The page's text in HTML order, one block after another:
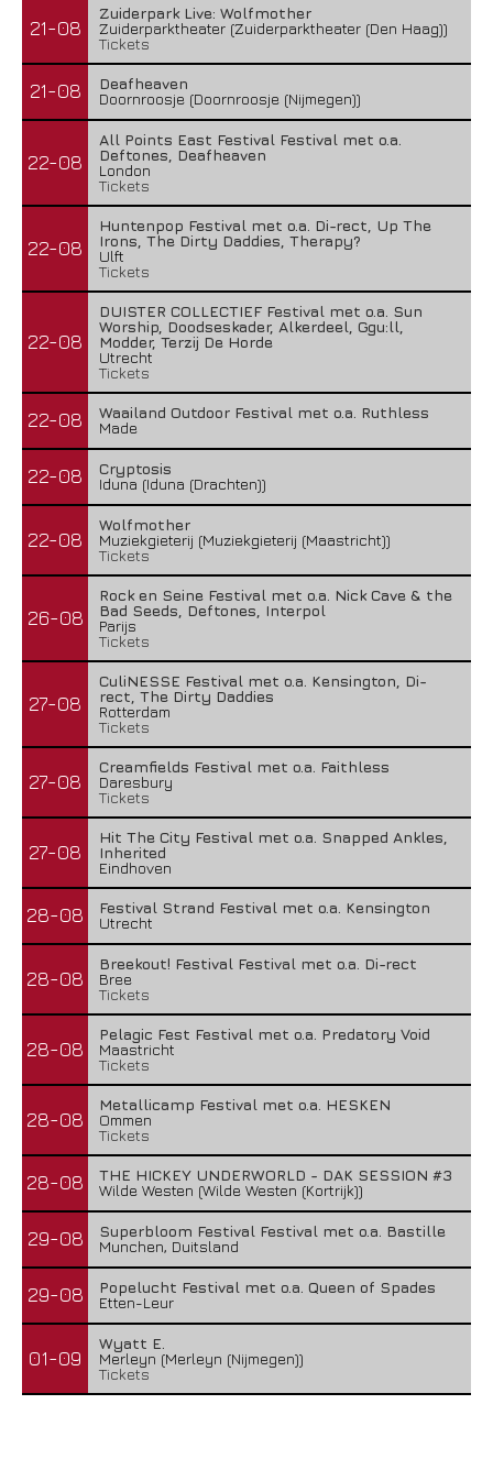
21-08
Zuiderpark Live: Wolfmother
Zuiderparktheater (Zuiderparktheater (Den Haag))
Tickets
21-08
Deafheaven
Doornroosje (Doornroosje (Nijmegen))
22-08
All Points East Festival Festival met o.a.
Deftones, Deafheaven
London
Tickets
22-08
Huntenpop Festival met o.a. Di-rect, Up The
Irons, The Dirty Daddies, Therapy?
Ulft
Tickets
22-08
DUISTER COLLECTIEF Festival met o.a. Sun
Worship, Doodseskader, Alkerdeel, Ggu:ll,
Modder, Terzij De Horde
Utrecht
Tickets
22-08
Waailand Outdoor Festival met o.a. Ruthless
Made
22-08
Cryptosis
Iduna (Iduna (Drachten))
22-08
Wolfmother
Muziekgieterij (Muziekgieterij (Maastricht))
Tickets
26-08
Rock en Seine Festival met o.a. Nick Cave & the
Bad Seeds, Deftones, Interpol
Parijs
Tickets
27-08
CuliNESSE Festival met o.a. Kensington, Di-
rect, The Dirty Daddies
Rotterdam
Tickets
27-08
Creamfields Festival met o.a. Faithless
Daresbury
Tickets
27-08
Hit The City Festival met o.a. Snapped Ankles,
Inherited
Eindhoven
28-08
Festival Strand Festival met o.a. Kensington
Utrecht
28-08
Breekout! Festival Festival met o.a. Di-rect
Bree
Tickets
28-08
Pelagic Fest Festival met o.a. Predatory Void
Maastricht
Tickets
28-08
Metallicamp Festival met o.a. HESKEN
Ommen
Tickets
28-08
THE HICKEY UNDERWORLD - DAK SESSION #3
Wilde Westen (Wilde Westen (Kortrijk))
29-08
Superbloom Festival Festival met o.a. Bastille
Munchen, Duitsland
29-08
Popelucht Festival met o.a. Queen of Spades
Etten-Leur
01-09
Wyatt E.
Merleyn (Merleyn (Nijmegen))
Tickets